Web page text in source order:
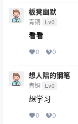
板凳幽默
青铜 Lv0
看看
0 0
想人陪的钢笔
青铜 Lv0
想学习
0 0